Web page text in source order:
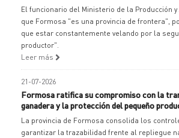
El funcionario del Ministerio de la Producción
que Formosa "es una provincia de frontera",
que estar constantemente velando por la
productor".
Leer más
21-07-2026
Formosa ratifica su compromiso con la
ganadera y la protección del pequeño
La provincia de Formosa consolida los
garantizar la trazabilidad frente al repliegue